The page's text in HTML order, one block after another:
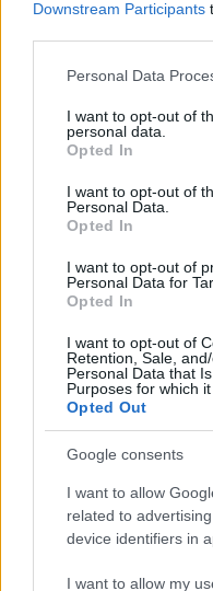
Downstream Participants
Please note that this
not limited to your visit or
grant or deny consent to
use your data for below
consent section.
Personal Data
I want to opt-out of
personal data.
Opted In
I want to opt-out of
Personal Data.
Opted In
I want to opt-out of
Personal Data for
Opted In
I want to opt-out of
Retention, Sale,
Personal Data that
Purposes for which it
Opted Out
Google consents
I want to allow
related to
device identifiers in
I want to allow my
Continua a
INVESTIMENTI